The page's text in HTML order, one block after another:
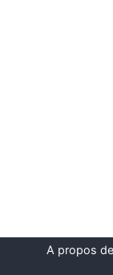
A propos